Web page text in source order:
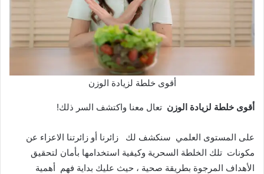
أقوى خلطة لزيادة الوزن
أقوى خلطة لزيادة الوزن تعال معنا واكتشف السر ذلك!
على المستوى العلمي سنكشف لك زائرنا أو زائرتنا الاعزاء عن
مكونات تلك الخلطة السحرية وكيفية استخدامها بأمان لتحقيق
الأهداف المرجوة بطريقة صحية ، حيث عليك بداية فهم أهمية